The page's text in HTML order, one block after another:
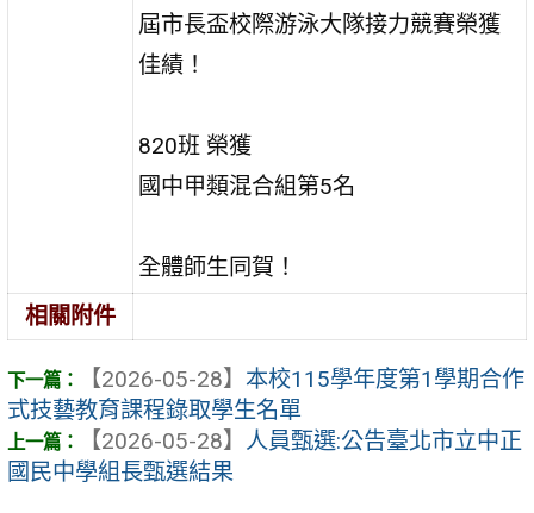
屆市長盃校際游泳大隊接力競賽榮獲
佳績！
820班 榮獲
國中甲類混合組第5名
全體師生同賀！
相關附件
【2026-05-28】 本校115學年度第1學期合作
式技藝教育課程錄取學生名單
【2026-05-28】 人員甄選:公告臺北市立中正
國民中學組長甄選結果